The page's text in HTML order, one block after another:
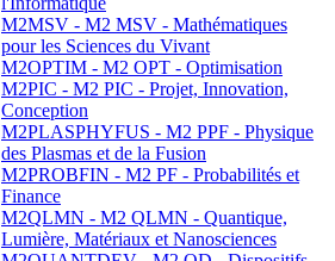
M2MSV - M2 MSV - Mathématiques
pour les Sciences du Vivant
M2OPTIM - M2 OPT - Optimisation
M2PIC - M2 PIC - Projet, Innovation,
Conception
M2PLASPHYFUS - M2 PPF - Physique
des Plasmas et de la Fusion
M2PROBFIN - M2 PF - Probabilités et
Finance
M2QLMN - M2 QLMN - Quantique,
Lumière, Matériaux et Nanosciences